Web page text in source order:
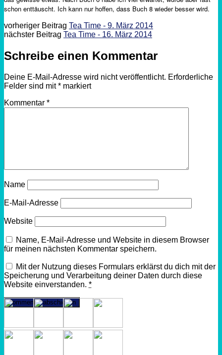
schon enttäuscht. Ich kann nur hoffen, dass Buch 8 wieder besser wird.
vorheriger Beitrag Tea Time - 9. März 2014
nächster Beitrag Tea Time - 16. März 2014
Schreibe einen Kommentar
Deine E-Mail-Adresse wird nicht veröffentlicht. Erforderliche
Felder sind mit* markiert
Kommentar *
Name
E-Mail-Adresse
Website
Name, E-Mail-Adresse und Website in diesem Browser
für meinen nächsten Kommentar speichern.
Mit der Nutzung dieses Formulars erklärst du dich mit der
Speicherung und Verarbeitung deiner Daten durch diese
Website einverstanden. *